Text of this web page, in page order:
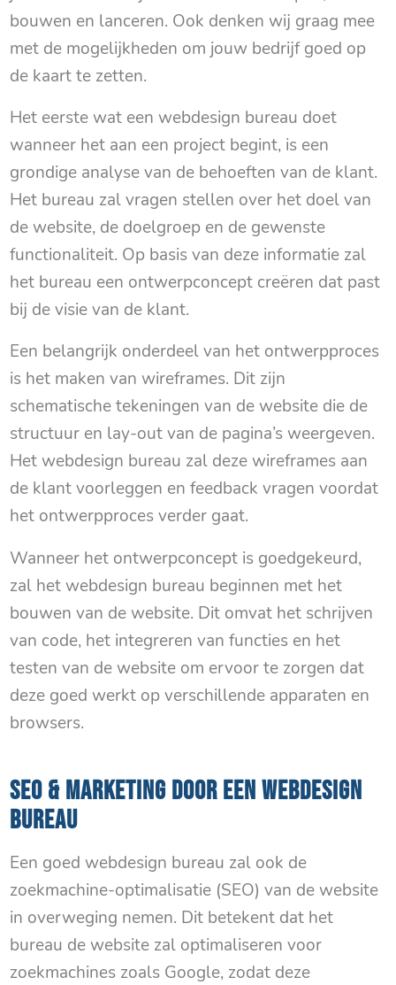
bouwen en lanceren. Ook denken wij graag mee
met de mogelijkheden om jouw bedrijf goed op
de kaart te zetten.
Het eerste wat een webdesign bureau doet
wanneer het aan een project begint, is een
grondige analyse van de behoeften van de klant.
Het bureau zal vragen stellen over het doel van
de website, de doelgroep en de gewenste
functionaliteit. Op basis van deze informatie zal
het bureau een ontwerpconcept creëren dat past
bij de visie van de klant.
Een belangrijk onderdeel van het ontwerpproces
is het maken van wireframes. Dit zijn
schematische tekeningen van de website die de
structuur en lay-out van de pagina’s weergeven.
Het webdesign bureau zal deze wireframes aan
de klant voorleggen en feedback vragen voordat
het ontwerpproces verder gaat.
Wanneer het ontwerpconcept is goedgekeurd,
zal het webdesign bureau beginnen met het
bouwen van de website. Dit omvat het schrijven
van code, het integreren van functies en het
testen van de website om ervoor te zorgen dat
deze goed werkt op verschillende apparaten en
browsers.
SEO & MARKETING DOOR EEN WEBDESIGN
BUREAU
Een goed webdesign bureau zal ook de
zoekmachine-optimalisatie (SEO) van de website
in overweging nemen. Dit betekent dat het
bureau de website zal optimaliseren voor
zoekmachines zoals Google, zodat deze